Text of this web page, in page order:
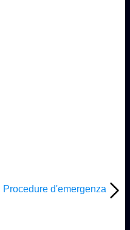
Procedure d'emergenza